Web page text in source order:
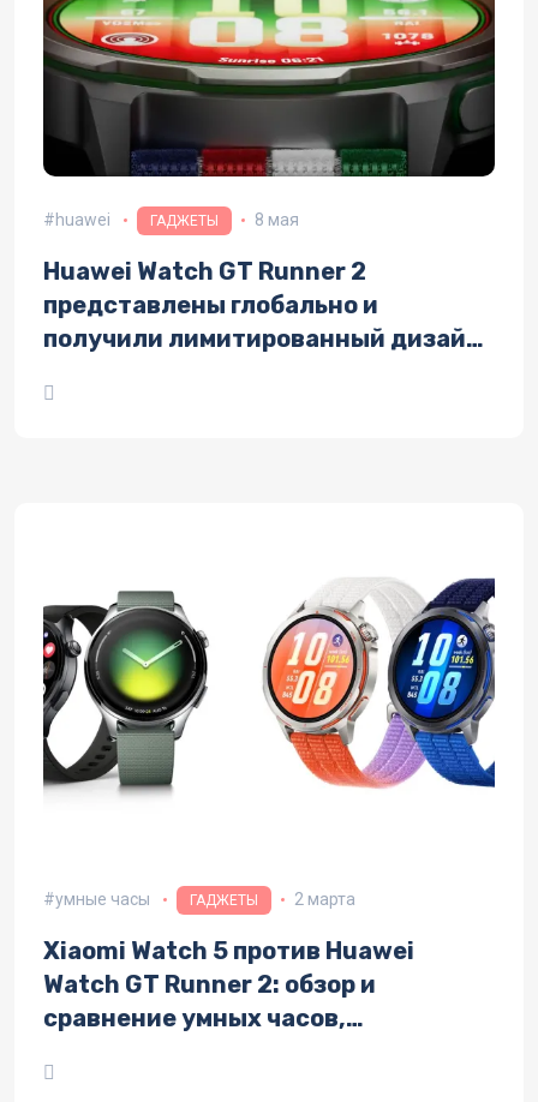
huawei ГАДЖЕТЫ 8 мая
Huawei Watch GT Runner 2
представлены глобально и
получили лимитированный дизайн
умные часы ГАДЖЕТЫ 2 марта
Xiaomi Watch 5 против Huawei
Watch GT Runner 2: обзор и
сравнение умных часов,
дизайн